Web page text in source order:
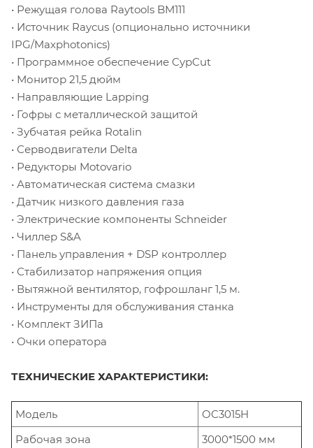
• Режущая голова Raytools BM111
• Источник Raycus (опционально источники
IPG/Maxphotonics)
• Программное обеспечение CypCut
• Монитор 21,5 дюйм
• Направляющие Lapping
• Гофры с металлической защитой
• Зубчатая рейка Rotalin
• Серводвигатели Delta
• Редукторы Motovario
• Автоматическая система смазки
• Датчик низкого давления газа
• Электрические компоненты Schneider
• Чиллер S&A
• Панель управления + DSP контроллер
• Стабилизатор напряжения опция
• Вытяжной вентилятор, гофрошланг 1,5 м.
• Инструменты для обслуживания станка
• Комплект ЗИПа
• Очки оператора
ТЕХНИЧЕСКИЕ ХАРАКТЕРИСТИКИ:
Модель
OC3015H
Рабочая зона
3000*1500 мм